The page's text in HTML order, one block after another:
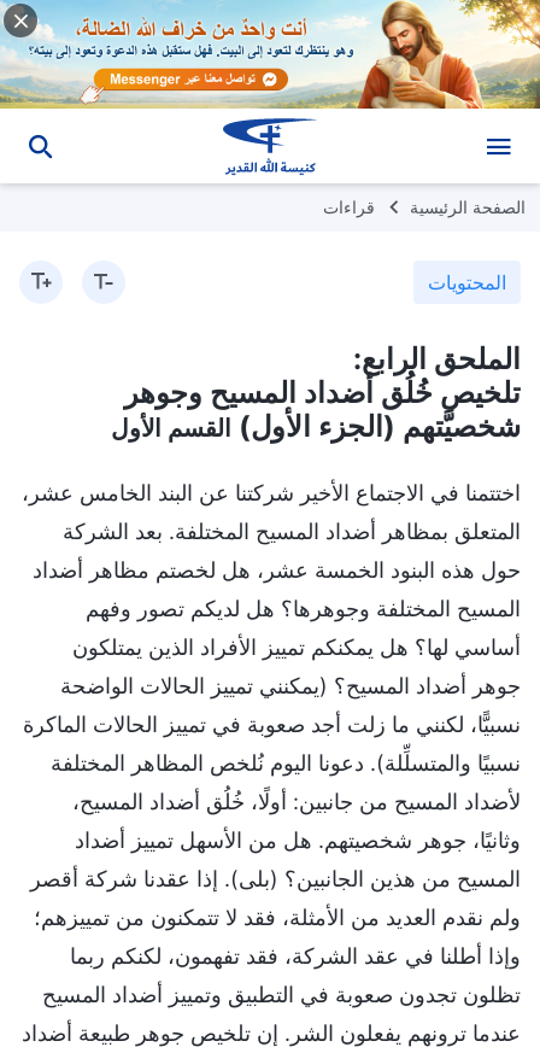
الصفحة الرئيسية قراءات
المحتويات
الملحق الرابع:
تلخيص خُلُق أضداد المسيح وجوهر
شخصيَّتهم (الجزء الأول) القسم الأول
اختتمنا في الاجتماع الأخير شركتنا عن البند الخامس عشر،
المتعلق بمظاهر أضداد المسيح المختلفة. بعد الشركة
حول هذه البنود الخمسة عشر، هل لخصتم مظاهر أضداد
المسيح المختلفة وجوهرها؟ هل لديكم تصور وفهم
أساسي لها؟ هل يمكنكم تمييز الأفراد الذين يمتلكون
جوهر أضداد المسيح؟ (يمكنني تمييز الحالات الواضحة
نسبيًّا، لكنني ما زلت أجد صعوبة في تمييز الحالات الماكرة
نسبيًا والمتسلِّلة). دعونا اليوم نُلخص المظاهر المختلفة
لأضداد المسيح من جانبين: أولًا، خُلُق أضداد المسيح،
وثانيًا، جوهر شخصيتهم. هل من الأسهل تمييز أضداد
المسيح من هذين الجانبين؟ (بلى). إذا عقدنا شركة أقصر
ولم نقدم العديد من الأمثلة، فقد لا تتمكنون من تمييزهم؛
وإذا أطلنا في عقد الشركة، فقد تفهمون، لكنكم ربما
تظلون تجدون صعوبة في التطبيق وتمييز أضداد المسيح
عندما ترونهم يفعلون الشر. إن تلخيص جوهر طبيعة أضداد